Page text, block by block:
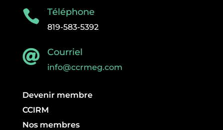
 Téléphone
819-583-5392
 Courriel
info@ccrmeg.com
Devenir membre
CCIRM
Nos membres